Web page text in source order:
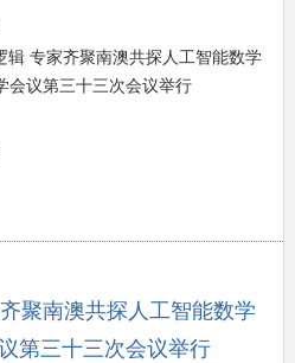
辑 专家齐聚南澳共探人工智能数学
会议第三十三次会议举行
聚南澳共探人工智能数学
第三十三次会议举行